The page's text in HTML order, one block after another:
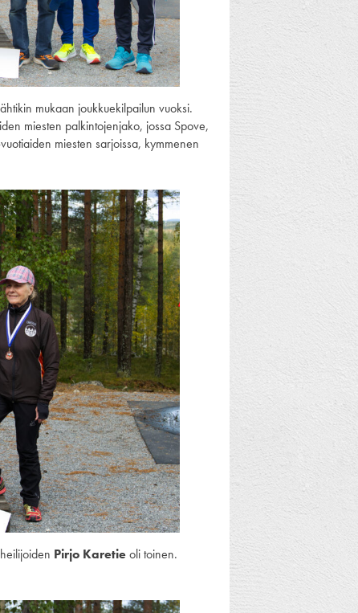
mukaan joukkuekilpailun vuoksi.
miesten palkintojenjako, jossa Spove,
miesten sarjoissa, kymmenen
Pirjo Karetieoli toinen.